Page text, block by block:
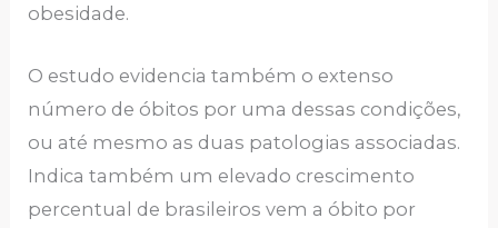
obesidade.
O estudo evidencia também o extenso
número de óbitos por uma dessas condições,
ou até mesmo as duas patologias associadas.
Indica também um elevado crescimento
percentual de brasileiros vem a óbito por